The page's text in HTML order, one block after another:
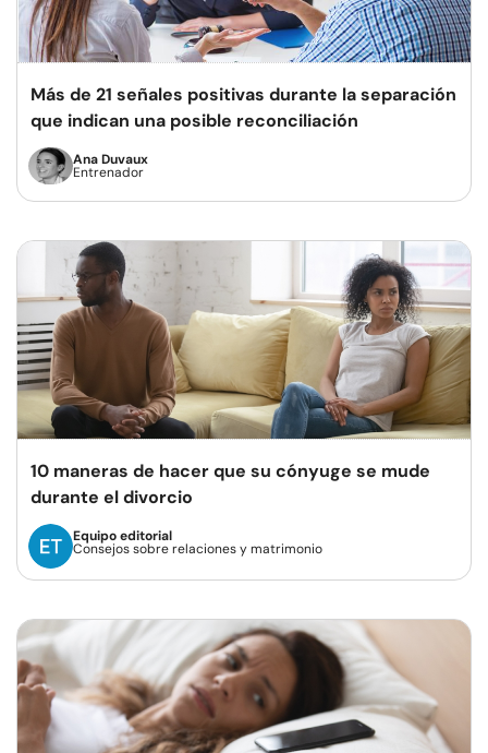
Más de 21 señales positivas durante la separación
que indican una posible reconciliación
Ana Duvaux
Entrenador
10 maneras de hacer que su cónyuge se mude
durante el divorcio
Equipo editorial
Consejos sobre relaciones y matrimonio